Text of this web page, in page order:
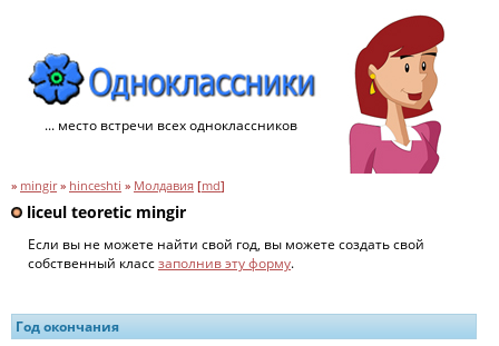
... место встречи всех одноклассников
» mingir» hinceshti » Молдавия [md]
liceul teoretic mingir
Если вы не можете найти свой год, вы можете создать свой
собственный классзаполнив эту форму.
Год окончания